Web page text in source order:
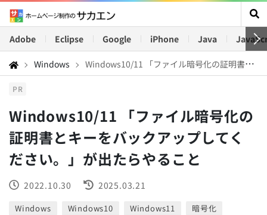
Adobe Eclipse Google iPhone Java
Windows Windows10/11 「ファイル暗号化の証明書とキーをバックアップしてください。」が出たらやること
PR
Windows10/11 「ファイル暗号化の
証明書とキーをバックアップしてく
ださい。」が出たらやること
2022.10.30 2025.03.21
Windows Windows10 Windows11 暗号化